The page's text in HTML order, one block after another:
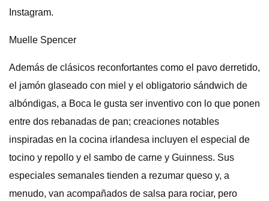
Instagram.
Muelle Spencer
Además de clásicos reconfortantes como el pavo derretido,
el jamón glaseado con miel y el obligatorio sándwich de
albóndigas, a Boca le gusta ser inventivo con lo que ponen
entre dos rebanadas de pan; creaciones notables
inspiradas en la cocina irlandesa incluyen el especial de
tocino y repollo y el sambo de carne y Guinness. Sus
especiales semanales tienden a rezumar queso y, a
menudo, van acompañados de salsa para rociar, pero